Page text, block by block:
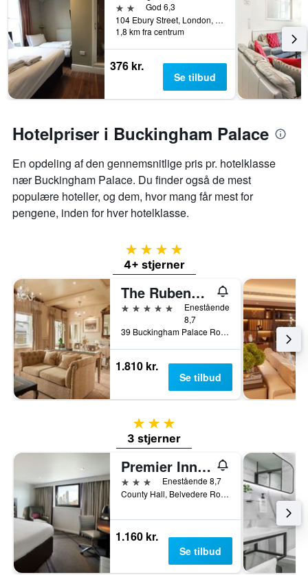
2 stjernerGod 6,3
104 Ebury Street, London, Storbritannien
1,8 km fra centrum
376 kr.
Se tilbud
Hotelpriser i Buckingham Palace
En opdeling af den gennemsnitlige pris pr. hotelklasse
nær Buckingham Palace. Du finder også de mest
populære hoteller, og dem, hvor mang får mest for
pengene, inden for hver hotelklasse.
4 stjerner
4+ stjerner
The Rubens at the Palace
5 stjerner
Enestående
8,7
39 Buckingham Palace Road, London, Storbritannien
1.810 kr.
Se tilbud
3 stjerner
3 stjerner
Premier Inn London County Hall
3 stjernerEnestående 8,7
County Hall, Belvedere Road, London SE1 7PB, London, Storbritannien
1.160 kr.
Se tilbud